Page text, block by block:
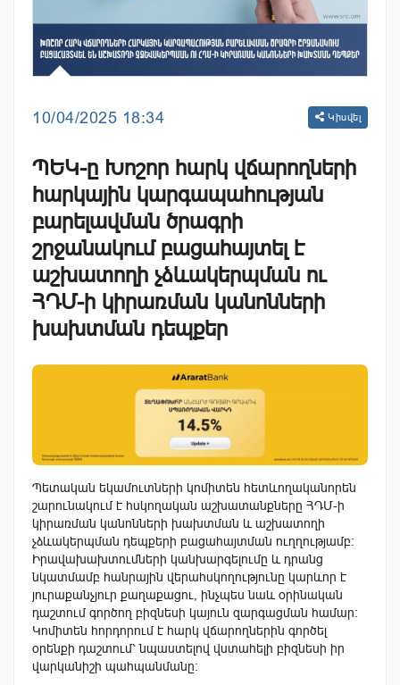
10/04/2025 18:34 Կիսվել
ՊԵԿ-ը Խոշոր հարկ վճարողների
հարկային կարգապահության
բարելավման ծրագրի
շրջանակում բացահայտել է
աշխատողի չձևակերպման ու
ՀԴՄ-ի կիրառման կանոնների
խախտման դեպքեր
Պետական եկամուտների կոմիտեն հետևողականորեն
շարունակում է հսկողական աշխատանքները ՀԴՄ-ի
կիրառման կանոնների խախտման և աշխատողի
չձևակերպման դեպքերի բացահայտման ուղղությամբ։
Իրավախախտումների կանխարգելումը և դրանց
նկատմամբ հանրային վերահսկողությունը կարևոր է
յուրաքանչյուր քաղաքացու, ինչպես նաև օրինական
դաշտում գործող բիզնեսի կայուն զարգացման համար։
Կոմիտեն հորդորում է հարկ վճարողներին գործել
օրենքի դաշտում՝ նպաստելով վստահելի բիզնեսի իր
վարկանիշի պահպանմանը։